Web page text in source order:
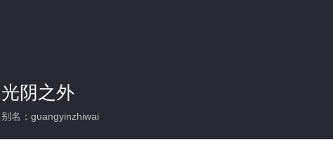
光阴之外
别名：guangyinzhiwai